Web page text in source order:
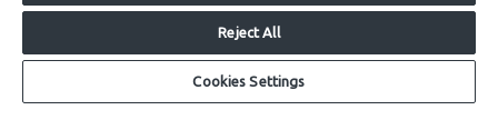
MODULISTICA
Modulistica gas metano
Modulistica impianti ecologici
Reject All
Cookies Settings